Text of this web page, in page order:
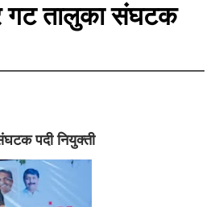
गट तालुका संघटक
पदी नियुक्ती